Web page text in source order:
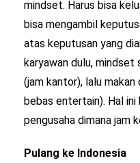
mindset. Harus bisa
bisa mengambil
atas keputusan yang
karyawan dulu, mindset
(jam kantor), lalu
bebas entertain). Hal
pengusaha dimana jam
Pulang ke Indonesia